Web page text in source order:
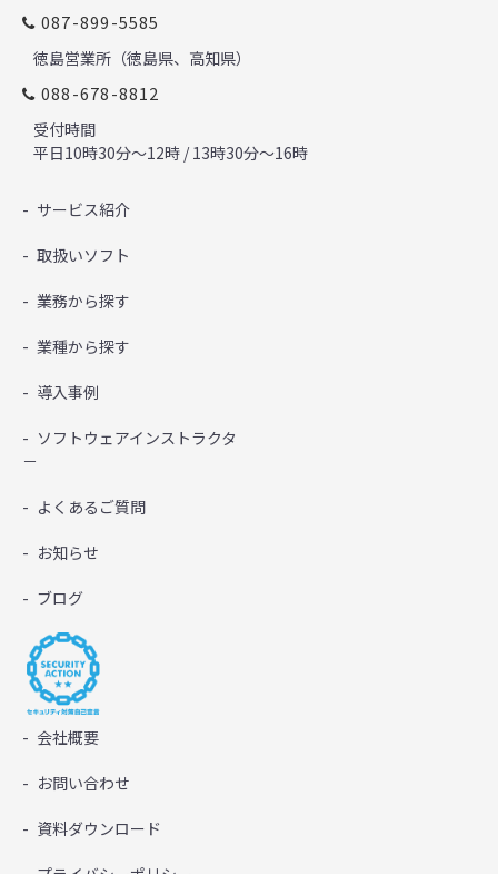
087-899-5585
徳島営業所（徳島県、高知県）
088-678-8812
受付時間
平日10時30分～12時 / 13時30分～16時
サービス紹介
取扱いソフト
業務から探す
業種から探す
導入事例
ソフトウェアインストラクタ
－
よくあるご質問
お知らせ
ブログ
会社概要
お問い合わせ
資料ダウンロード